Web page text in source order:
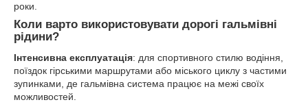
роки.
Коли варто використовувати дорогі гальмівні
рідини?
Інтенсивна експлуатація: для спортивного стилю водіння,
поїздок гірськими маршрутами або міського циклу з частими
зупинками, де гальмівна система працює на межі своїх
можливостей.